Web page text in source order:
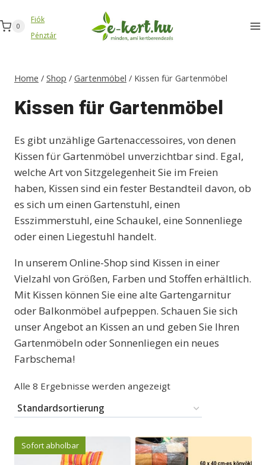
Inhalt
springen
0
Fiók
Pénztár
Home / Shop / Gartenmöbel / Kissen für Gartenmöbel
Kissen für Gartenmöbel
Es gibt unzählige Gartenaccessoires, von denen
Kissen für Gartenmöbel unverzichtbar sind. Egal,
welche Art von Sitzgelegenheit Sie im Freien
haben, Kissen sind ein fester Bestandteil davon, ob
es sich um einen Gartenstuhl, einen
Esszimmerstuhl, eine Schaukel, eine Sonnenliege
oder einen Liegestuhl handelt.
In unserem Online-Shop sind Kissen in einer
Vielzahl von Größen, Farben und Stoffen erhältlich.
Mit Kissen können Sie eine alte Gartengarnitur
oder Balkonmöbel aufpeppen. Schauen Sie sich
unser Angebot an Kissen an und geben Sie Ihren
Gartenmöbeln oder Sonnenliegen ein neues
Farbschema!
Alle 8 Ergebnisse werden angezeigt
Sofort abholbar